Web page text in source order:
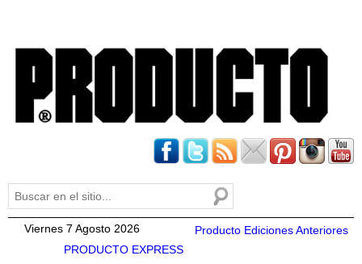
Formulario de búsqueda
Buscar
Viernes 7 Agosto 2026
Producto Ediciones Anteriores
PRODUCTO EXPRESS